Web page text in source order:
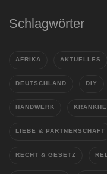
Schlagwörter
AFRIKA AKTUELLES
DEUTSCHLAND DIY
HANDWERK
LIEBE & PARTNERSCHAFT
RECHT & GESETZ